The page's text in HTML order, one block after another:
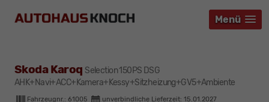
Menü
Menü
Menü
Skoda Karoq Selection 150PS DSG
AHK+Navi+ACC+Kamera+Kessy+Sitzheizung+GV5+Ambiente
Fahrzeugnr.: 61005 unverbindliche Lieferzeit: 15.01.2027